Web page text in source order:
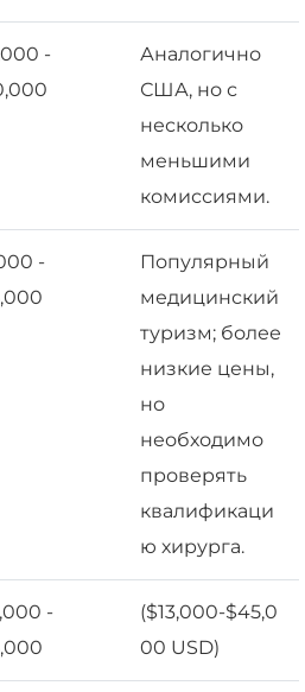
-
Аналогично
США, но с
несколько
меньшими
комиссиями.
-
Популярный
медицинский
туризм; более
низкие цены,
но
необходимо
проверять
квалификаци
ю хирурга.
-
($13,000-$45,0
00 USD)